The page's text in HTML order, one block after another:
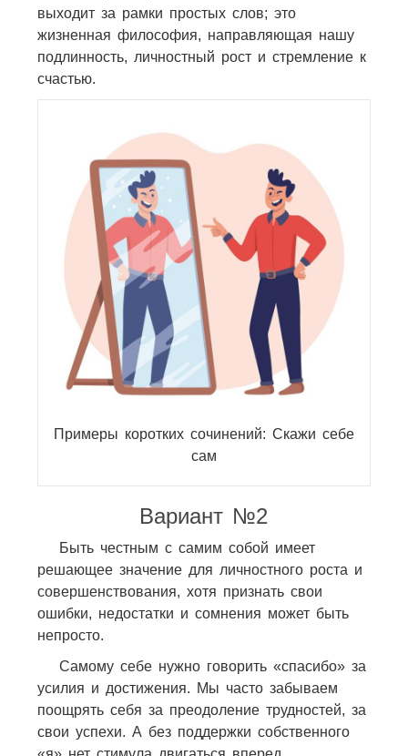
выходит за рамки простых слов; это
жизненная философия, направляющая нашу
подлинность, личностный рост и стремление к
счастью.
Примеры коротких сочинений: Скажи себе
сам
Вариант №2
Быть честным с самим собой имеет
решающее значение для личностного роста и
совершенствования, хотя признать свои
ошибки, недостатки и сомнения может быть
непросто.
Самому себе нужно говорить «спасибо» за
усилия и достижения. Мы часто забываем
поощрять себя за преодоление трудностей, за
свои успехи. А без поддержки собственного